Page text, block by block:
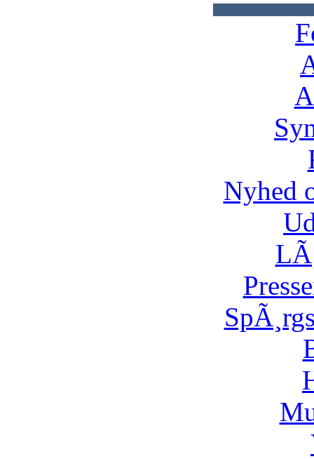
Nyhed